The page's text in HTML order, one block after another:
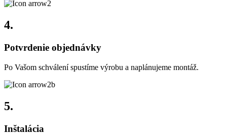
4.
Potvrdenie objednávky
Po Vašom schválení spustíme výrobu a naplánujeme montáž.
5.
Inštalácia